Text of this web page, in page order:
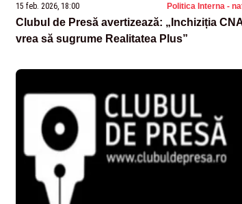
15 feb. 2026, 18:00 Politica Interna -
Clubul de Presă avertizează: „Inchiziția
vrea să sugrume Realitatea Plus”